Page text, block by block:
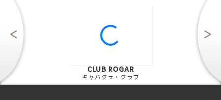
CLUB ROGAR
キャバクラ・クラブ